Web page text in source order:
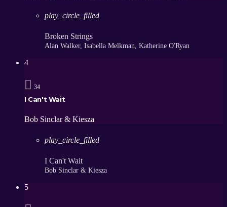
play_circle_filled
Broken Strings
Alan Walker, Isabella Melkman, Katherine O'Ryan
4
34
I Can't Wait
Bob Sinclar & Kiesza
play_circle_filled
I Can't Wait
Bob Sinclar & Kiesza
5